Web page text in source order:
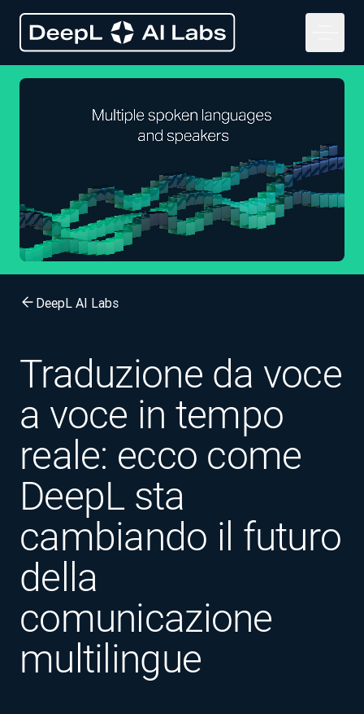
DeepL AI Labs
Traduzione da voce
a voce in tempo
reale: ecco come
DeepL sta
cambiando il futuro
della
comunicazione
multilingue